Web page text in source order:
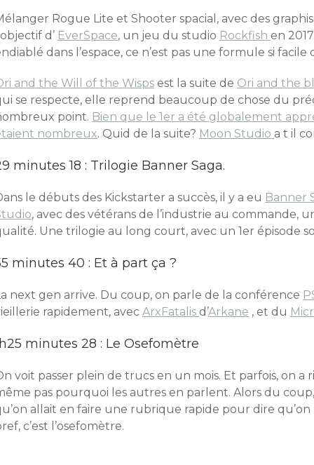
Rogue Lite et Shooter spacial, avec des
d’ EverSpace, un jeu du studio Rockfish en
dans l’espace, ce n’est pas une formule si
and the Will of the Wisps est la suite de Ori and the
se respecte, elle reprend beaucoup de chose du
point. Bien que le 1er a été globalement
nombreux. Quid de la suite? Moon Studio a t il
minutes 18 : Trilogie Banner Saga.
le débuts des Kickstarter a succès, il y a eu Banner
, avec des vétérans de l’industrie au commande,
Une trilogie au long court, avec un 1er épisode
minutes 40 : Et à part ça ?
next gen arrive. Du coup, on parle de la conférence
rapidement, avec ArxFatalis d’Arkane , et du
minutes 28 : Le Osefomètre
voit passer plein de trucs en un mois. Et parfois, on a
pas pourquoi les autres en parlent. Alors du
allait en faire une rubrique rapide pour dire qu’on
c’est l’osefomètre.